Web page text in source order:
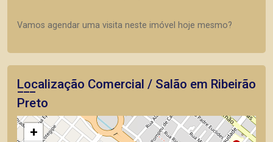
Vamos agendar uma visita neste imóvel hoje mesmo?
Localização Comercial / Salão em Ribeirão
Preto
+